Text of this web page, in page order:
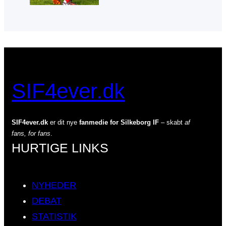
SIF4ever.dk
SIF4ever.dk er dit nye fanmedie for Silkeborg IF – skabt af
fans, for fans.
HURTIGE LINKS
NYHEDER
DEBAT
STATISTIK